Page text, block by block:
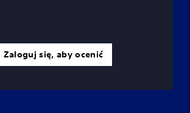
Zaloguj się, aby ocenić